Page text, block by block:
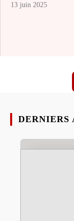
13 juin 2025
DERNIERS